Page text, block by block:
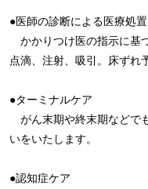
●医師の診断による医療処置
かかりつけ医の指示に基
点滴、注射、吸引。床ずれ
●ターミナルケア
がん末期や終末期などで
いをいたします。
●認知症ケア